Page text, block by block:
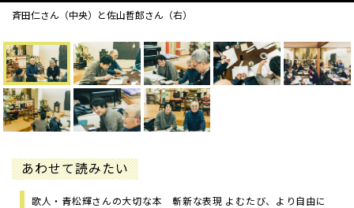
斉田仁さん（中央）と佐山哲郎さん（右）
あわせて読みたい
歌人・青松輝さんの大切な本 斬新な表現 よむたび、より自由に